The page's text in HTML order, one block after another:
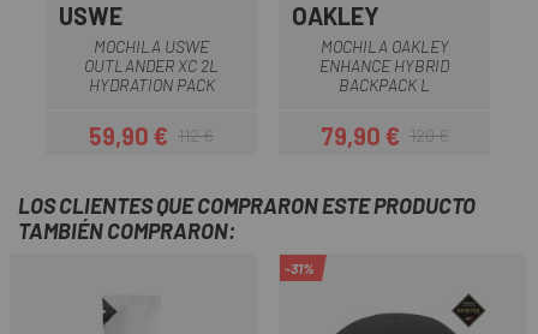
USWE
MOCHILA USWE
OUTLANDER XC 2L
HYDRATION PACK
Precio
59,90 €Precio regular
112 €
OAKLEY
MOCHILA OAKLEY
ENHANCE HYBRID
BACKPACK L
Precio
79,90 €Precio regular
120 €
LOS CLIENTES QUE COMPRARON ESTE PRODUCTO
TAMBIÉN COMPRARON:
-31%